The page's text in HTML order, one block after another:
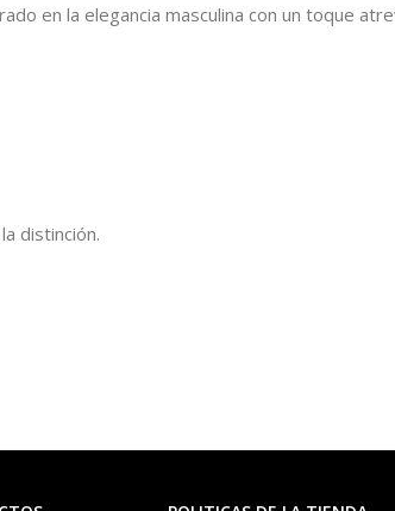
en la elegancia masculina con un toque
distinción.